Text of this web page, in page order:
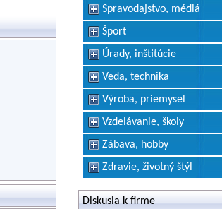
Spravodajstvo, médiá
Šport
Úrady, inštitúcie
Veda, technika
Výroba, priemysel
Vzdelávanie, školy
Zábava, hobby
Zdravie, životný štýl
Diskusia k firme